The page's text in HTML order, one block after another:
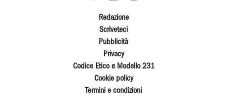
Redazione
Scriveteci
Pubblicità
Privacy
Codice Etico e Modello 231
Cookie policy
Termini e condizioni